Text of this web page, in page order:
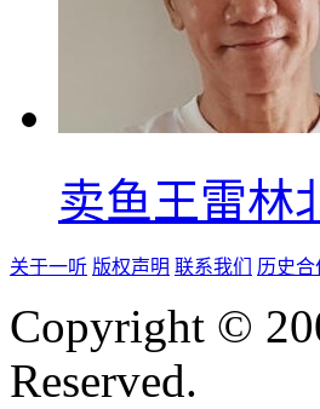
卖鱼王雷林
关于一听 版权声明 联系我们 历史合
Copyright ©
Reserved.